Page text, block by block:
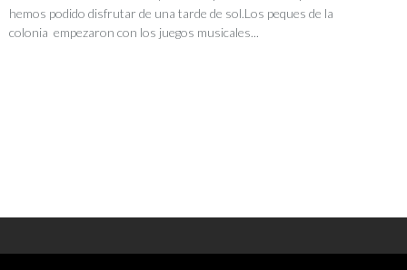
hemos podido disfrutar de una tarde de sol.Los peques de la
colonia empezaron con los juegos musicales...